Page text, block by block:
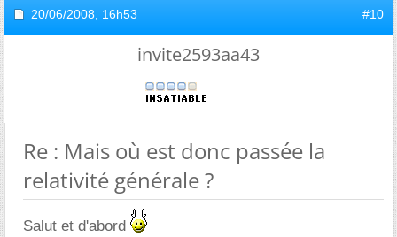
20/06/2008, 16h53 #10
invite2593aa43
Re : Mais où est donc passée la
relativité générale ?
Salut et d'abord